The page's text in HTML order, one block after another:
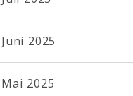
Juni 2025
Mai 2025